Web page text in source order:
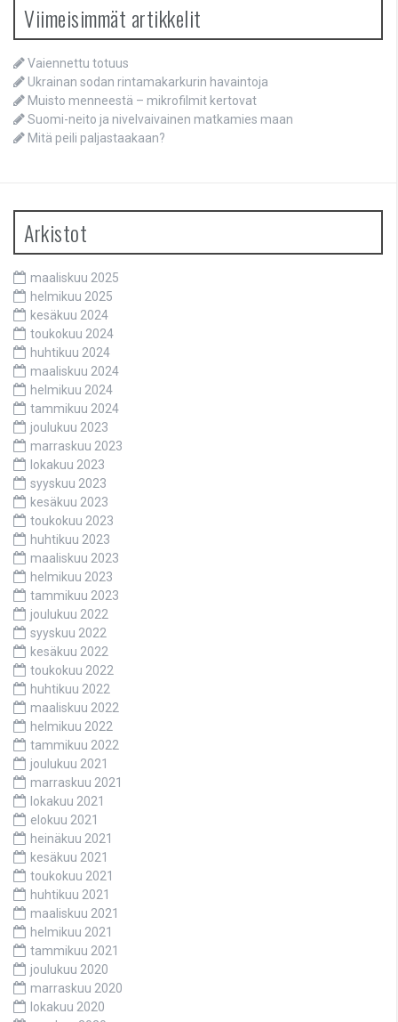
Viimeisimmät artikkelit
Vaiennettu totuus
Ukrainan sodan rintamakarkurin havaintoja
Muisto menneestä – mikrofilmit kertovat
Suomi-neito ja nivelvaivainen matkamies maan
Mitä peili paljastaakaan?
Arkistot
maaliskuu 2025
helmikuu 2025
kesäkuu 2024
toukokuu 2024
huhtikuu 2024
maaliskuu 2024
helmikuu 2024
tammikuu 2024
joulukuu 2023
marraskuu 2023
lokakuu 2023
syyskuu 2023
kesäkuu 2023
toukokuu 2023
huhtikuu 2023
maaliskuu 2023
helmikuu 2023
tammikuu 2023
joulukuu 2022
syyskuu 2022
kesäkuu 2022
toukokuu 2022
huhtikuu 2022
maaliskuu 2022
helmikuu 2022
tammikuu 2022
joulukuu 2021
marraskuu 2021
lokakuu 2021
elokuu 2021
heinäkuu 2021
kesäkuu 2021
toukokuu 2021
huhtikuu 2021
maaliskuu 2021
helmikuu 2021
tammikuu 2021
joulukuu 2020
marraskuu 2020
lokakuu 2020